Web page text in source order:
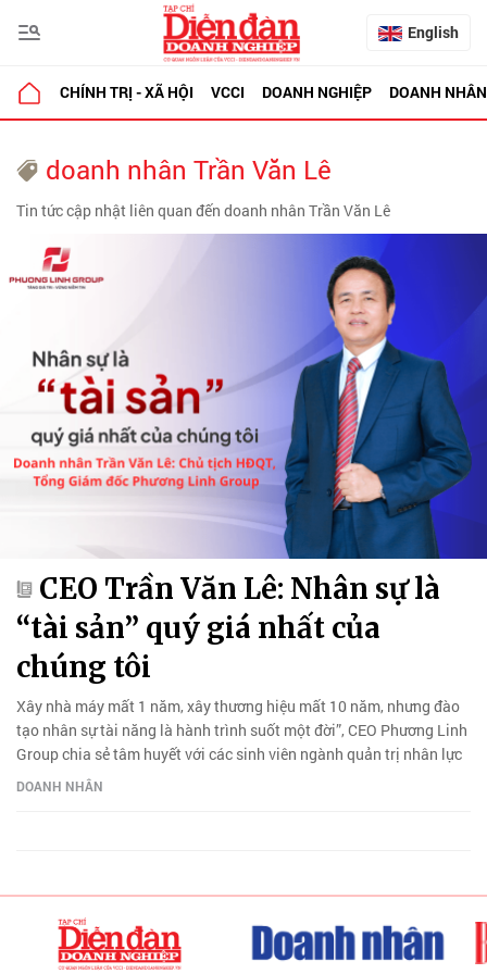
English
CHÍNH TRỊ - XÃ HỘI VCCI DOANH NGHIỆP DOANH NHÂN
doanh nhân Trần Văn Lê
Tin tức cập nhật liên quan đến doanh nhân Trần Văn Lê
CEO Trần Văn Lê: Nhân sự là
“tài sản” quý giá nhất của
chúng tôi
Xây nhà máy mất 1 năm, xây thương hiệu mất 10 năm, nhưng đào
tạo nhân sự tài năng là hành trình suốt một đời”, CEO Phương Linh
Group chia sẻ tâm huyết với các sinh viên ngành quản trị nhân lực
DOANH NHÂN